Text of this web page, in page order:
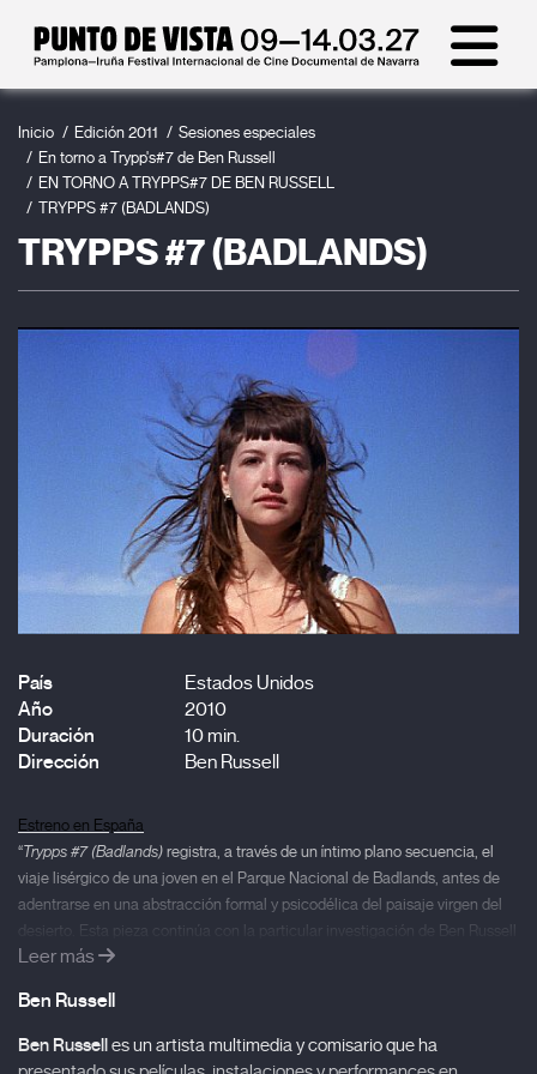
Inicio Edición 2011
Sesiones especiales
En torno a Trypp's#7 de Ben Russell
EN TORNO A TRYPPS#7 DE BEN RUSSELL
TRYPPS #7 (BADLANDS)
TRYPPS #7 (BADLANDS)
País
Estados Unidos
Año
2010
Duración
10 min.
Dirección
Ben Russell
Estreno en España
“Trypps #7 (Badlands)registra, a través de un íntimo plano secuencia, el
viaje lisérgico de una joven en el Parque Nacional de Badlands, antes de
adentrarse en una abstracción formal y psicodélica del paisaje virgen del
desierto. Esta pieza continúa con la particular investigación de Ben Russell
sobre las posibilidades trascendentales del cine a través de cuestiones
espiritualidad laica”.
Festivales
Museum of Contemporary Art Chicago ; Views from the Avant-Garde, New
Leer más
Ben Russell
Ben Russelles un artista multimedia y comisario que ha